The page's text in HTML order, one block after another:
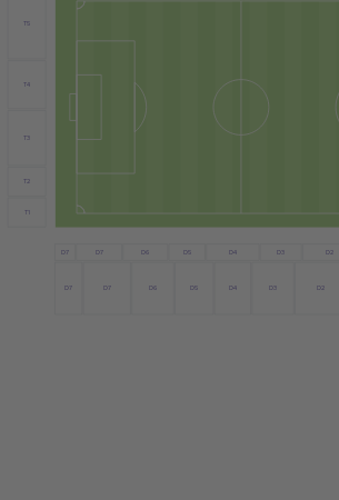
D2
D3
D4
D5
D6
D7
D7
D2
D3
D4
D5
D6
D7
D7
T1
T2
T3
T4
T5